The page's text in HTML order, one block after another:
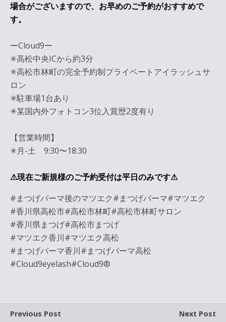
場合がございますので、お早めのご予約がおすすめで
す。
ーCloud9ー
✳︎高松中央ICから約3分
✳︎高松市林町の完全予約制プライベートアイラッシュサ
ロン
✳︎駐車場1台あり
✳︎某国内外フォトコン3位入賞歴2度有り
【営業時間】
✳︎月-土 9:30〜18:30
⚠︎現在ご新規様のご予約受付は平日のみです⚠︎
#まつげパーマ後のマツエク#まつげパーマ#マツエク
#香川県高松市#高松市林町#高松市林町サロン
#香川県まつげ#高松市まつげ
#マツエク香川#マツエク高松
#まつげパーマ香川#まつげパーマ高松
#Cloud9eyelash#Cloud9®︎
Previous Post
Next Post